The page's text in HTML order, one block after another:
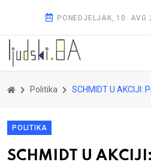
PONEDJELJAK, 10. AVG
Politika SCHMIDT U AKCIJI: Procurio izvještaj UN-
POLITIKA
SCHMIDT U